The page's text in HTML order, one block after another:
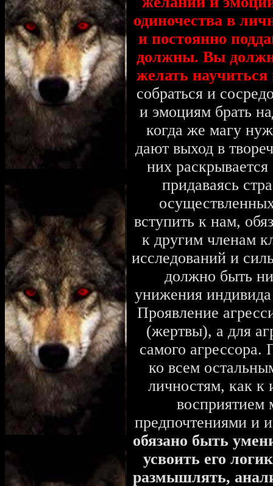
одиночества в
и постоянно
должны. Вы
желать научиться
собраться и
и эмоциям брать
когда же магу
дают выход в
них
придаваясь
вступить к нам,
к другим членам
исследований и
должно быть
унижения
Проявление
(жертвы), а для
самого
ко всем
личностям, как к
предпочтениями и
обязано быть
усвоить его
размышлять,